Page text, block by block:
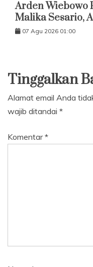
Arden Wiebowo
Malika Sesario,
07 Agu 2026 01:00
Tinggalkan
Alamat email Anda
wajib ditandai *
Komentar*